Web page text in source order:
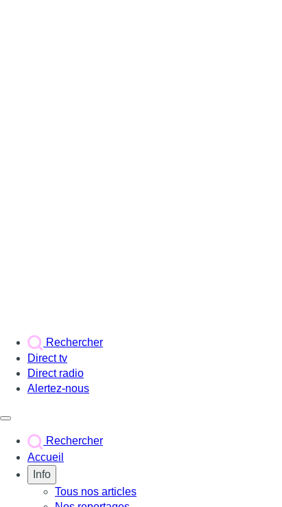
Rechercher
Direct tv
Direct radio
Alertez-nous
Rechercher
Accueil
Info
Tous nos articles